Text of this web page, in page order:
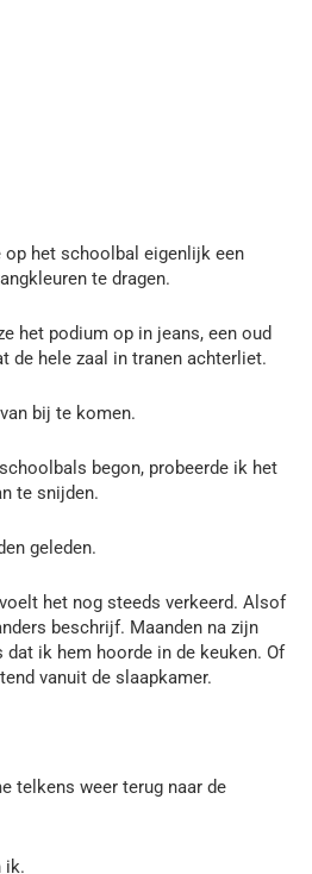
het schoolbal eigenlijk een
te dragen.
het podium op in jeans, een oud
de hele zaal in tranen achterliet.
bij te komen.
begon, probeerde ik het
te snijden.
geleden.
het nog steeds verkeerd. Alsof
beschrijf. Maanden na zijn
ik hem hoorde in de keuken. Of
vanuit de slaapkamer.
telkens weer terug naar de
ik.